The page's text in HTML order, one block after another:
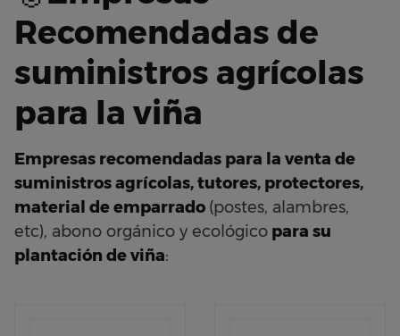
Recomendadas de
suministros agrícolas
para la viña
Empresas recomendadas para la venta de
suministros agrícolas, tutores, protectores,
material de emparrado (postes, alambres,
etc), abono orgánico y ecológico para su
plantación de viña: